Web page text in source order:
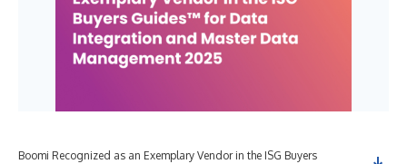
Boomi Recognized as an Exemplary Vendor in the ISG Buyers